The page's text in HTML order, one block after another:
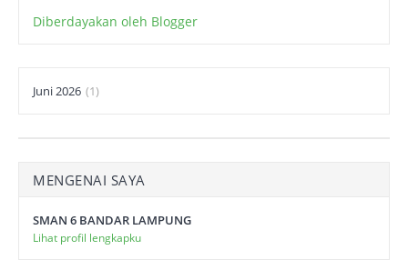
Diberdayakan oleh Blogger
Juni 2026 (1)
MENGENAI SAYA
SMAN 6 BANDAR LAMPUNG
Lihat profil lengkapku